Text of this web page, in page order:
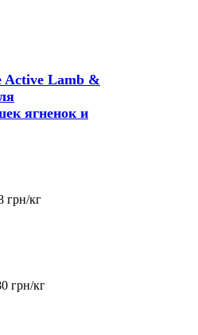
Active Lamb &
ягненок и
грн/кг
грн/кг